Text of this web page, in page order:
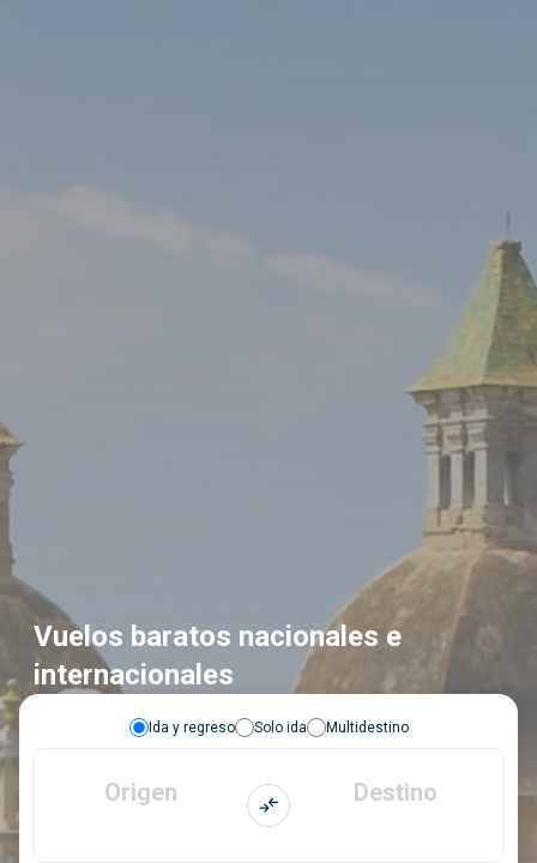
Vuelos baratos nacionales e
internacionales
Ida y regreso Solo ida Multidestino
Origen Destino